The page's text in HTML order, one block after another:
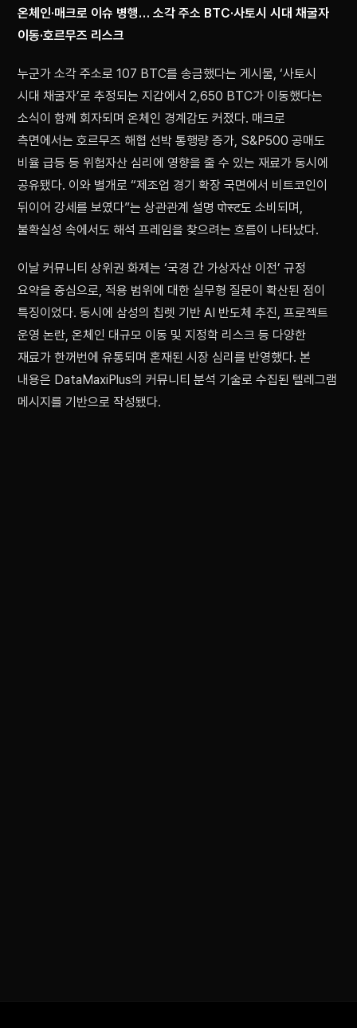
온체인·매크로 이슈 병행… 소각 주소 BTC·사토시 시대 채굴자
이동·호르무즈 리스크
누군가 소각 주소로 107 BTC를 송금했다는 게시물, ‘사토시
시대 채굴자’로 추정되는 지갑에서 2,650 BTC가 이동했다는
소식이 함께 회자되며 온체인 경계감도 커졌다. 매크로
측면에서는 호르무즈 해협 선박 통행량 증가, S&P500 공매도
비율 급등 등 위험자산 심리에 영향을 줄 수 있는 재료가 동시에
공유됐다. 이와 별개로 “제조업 경기 확장 국면에서 비트코인이
뒤이어 강세를 보였다”는 상관관계 설명 पोस्ट도 소비되며,
불확실성 속에서도 해석 프레임을 찾으려는 흐름이 나타났다.
이날 커뮤니티 상위권 화제는 ‘국경 간 가상자산 이전’ 규정
요약을 중심으로, 적용 범위에 대한 실무형 질문이 확산된 점이
특징이었다. 동시에 삼성의 칩렛 기반 AI 반도체 추진, 프로젝트
운영 논란, 온체인 대규모 이동 및 지정학 리스크 등 다양한
재료가 한꺼번에 유통되며 혼재된 시장 심리를 반영했다. 본
내용은 DataMaxiPlus의 커뮤니티 분석 기술로 수집된 텔레그램
메시지를 기반으로 작성됐다.